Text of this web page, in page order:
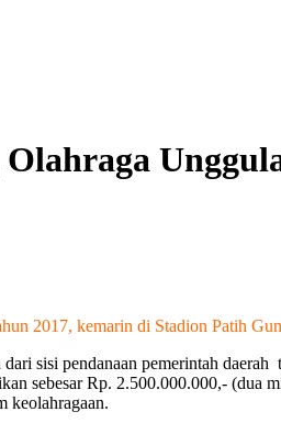
2017, kemarin di Stadion Patih
sisi pendanaan pemerintah
sebesar Rp. 2.500.000.000,- (dua
keolahragaan.